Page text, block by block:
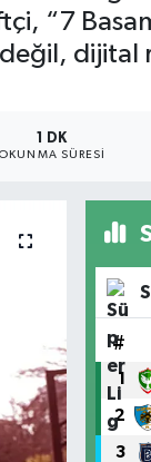
“7
1 DK
OKUNMA SÜRESI
#
1
2
3